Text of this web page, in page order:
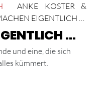
ANKE KOSTER &
EIGENTLICH …
…
und eine, die sich
kümmert.